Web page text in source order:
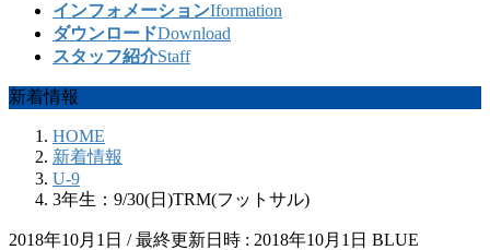
インフォメーションIformation
ダウンロードDownload
スタッフ紹介Staff
新着情報
HOME
新着情報
U-9
3年生：9/30(日)TRM(フットサル)
2018年10月1日 / 最終更新日時 : 2018年10月1日 BLUE